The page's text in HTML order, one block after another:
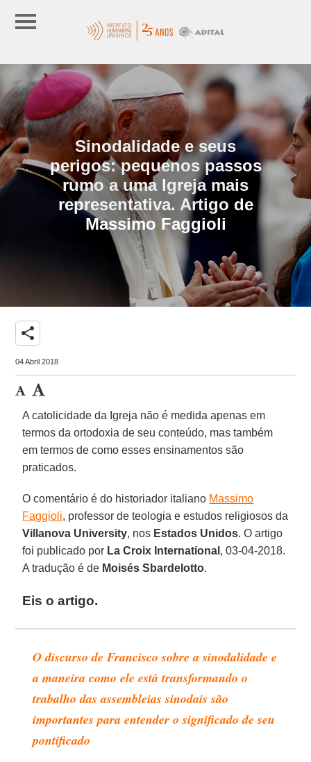
Sinodalidade e seus
perigos: pequenos passos
rumo a uma Igreja mais
representativa. Artigo de
Massimo Faggioli
share
04 Abril 2018
A catolicidade da Igreja não é medida apenas em
termos da ortodoxia de seu conteúdo, mas também
em termos de como esses ensinamentos são
praticados.
O comentário é do historiador italiano Massimo
Faggioli, professor de teologia e estudos religiosos da
Villanova University, nos Estados Unidos. O artigo
foi publicado por La Croix International , 03-04-2018.
A tradução é de Moisés Sbardelotto.
Eis o artigo.
O discurso de Francisco sobre a sinodalidade e
a maneira como ele está transformando o
trabalho das assembleias sinodais são
importantes para entender o significado de seu
pontificado